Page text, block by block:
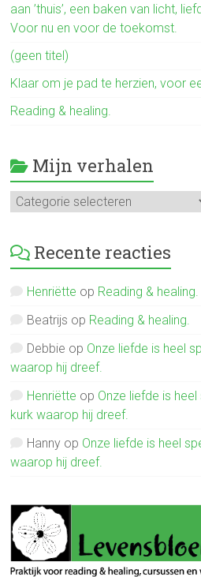
aan ’thuis’, een baken van licht,
Voor nu en voor de toekomst.
(geen titel)
Klaar om je pad te herzien, voor
Reading & healing.
Mijn verhalen
Mijn
verhalen
Recente reacties
Henriëtte op Reading & healing.
Beatrijs op Reading & healing.
Debbie op Onze liefde is heel
waarop hij dreef.
Henriëtte op Onze liefde is
kurk waarop hij dreef.
Hanny op Onze liefde is heel
waarop hij dreef.